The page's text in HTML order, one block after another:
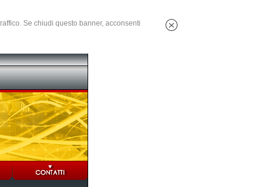
Se chiudi questo banner, acconsenti